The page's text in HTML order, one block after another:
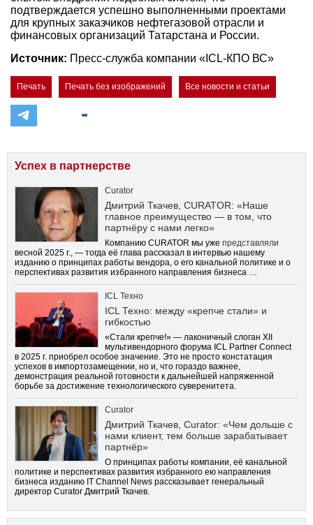
подтверждается успешно выполненными проектами
для крупных заказчиков нефтегазовой отрасли и
финансовых организаций Татарстана и России.
Источник: Пресс-служба компании «ICL-КПО ВС»
Печать Печать без изображений Все новости и статьи
Успех в партнерстве
Curator
Дмитрий Ткачев, CURATOR: «Наше
главное преимущество — в том, что
партнёру с нами легко»
Компанию CURATOR мы уже представляли
весной 2025 г., — тогда её глава рассказал в интервью нашему
изданию о принципах работы вендора, о его канальной политике и о
перспективах развития избранного направления бизнеса …
ICL Техно
ICL Техно: между «крепче стали» и
гибкостью
«Стали крепче!» — лаконичный слоган XII
мультивендорного форума ICL Partner Connect
в 2025 г. приобрел особое значение. Это не просто констатация
успехов в импортозамещении, но и, что гораздо важнее,
демонстрация реальной готовности к дальнейшей напряженной
борьбе за достижение технологического суверенитета.
Curator
Дмитрий Ткачев, Curator: «Чем дольше с
нами клиент, тем больше зарабатывает
партнёр»
О принципах работы компании, её канальной
политике и перспективах развития избранного ею направления
бизнеса изданию IT Channel News рассказывает генеральный
директор Curator Дмитрий Ткачев.